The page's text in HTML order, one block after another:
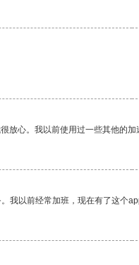
心。我以前使用过一些其他的
以前经常加班，现在有了这个